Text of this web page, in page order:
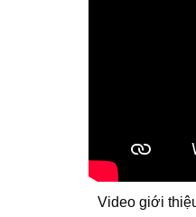
Video giới